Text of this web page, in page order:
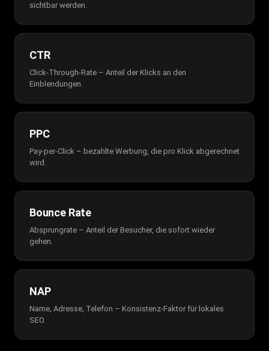
sichtbar werden.
CTR
Click-Through-Rate – Anteil der Klicks an den
Einblendungen.
PPC
Pay-per-Click – bezahlte Werbung, die pro Klick abgerechnet
wird.
Bounce Rate
Absprungrate – Anteil der Besucher, die sofort wieder
gehen.
NAP
Name, Adresse, Telefon – Konsistenz-Faktor für lokales
SEO.